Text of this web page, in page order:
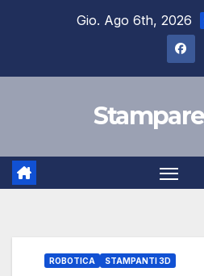
Gio. Ago 6th, 2026
ROBOTICA STAMPANTI 3D